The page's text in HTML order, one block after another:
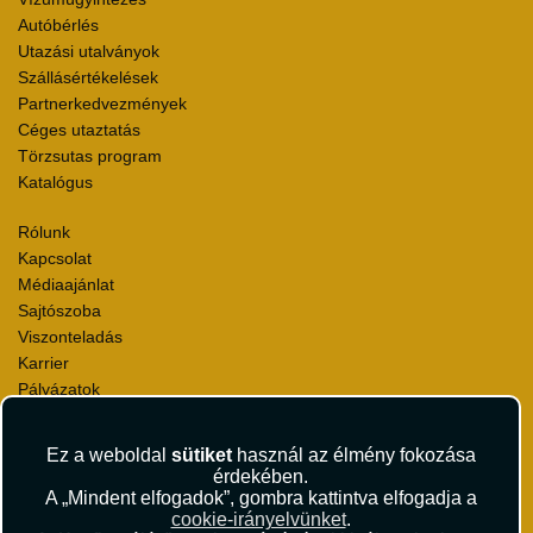
Ez a weboldal sütikethasznál az élmény fokozása
érdekében.
A „Mindent elfogadok”, gombra kattintva elfogadja a
cookie-irányelvünket.
Autóbérlés
Utazási utalványok
Szállásértékelések
Partnerkedvezmények
Céges utaztatás
Törzsutas program
Katalógus
Rólunk
Kapcsolat
Médiaajánlat
Sajtószoba
Viszonteladás
Karrier
Pályázatok
Utazási Csomag Szerződési Feltételek
Útlemondás-biztosítás Szerződési Feltételek